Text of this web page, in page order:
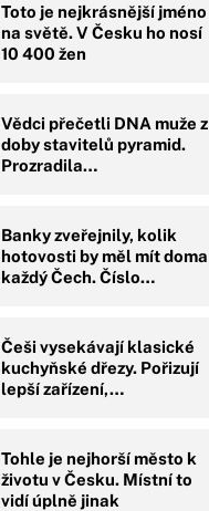
Toto je nejkrásnější jméno
na světě. V Česku ho nosí
10 400 žen
Vědci přečetli DNA muže z
doby stavitelů pyramid.
Prozradila…
Banky zveřejnily, kolik
hotovosti by měl mít doma
každý Čech. Číslo…
Češi vysekávají klasické
kuchyňské dřezy. Pořizují
lepší zařízení,…
Tohle je nejhorší město k
životu v Česku. Místní to
vidí úplně jinak